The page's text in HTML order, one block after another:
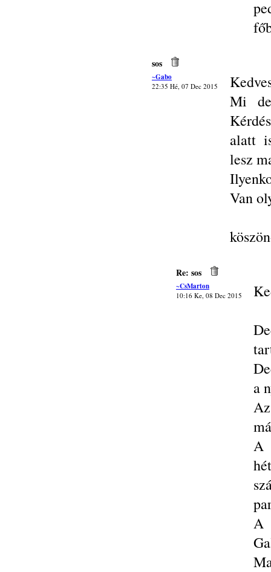
sos
~Gabo
22:35 Hé, 07 Dec 2015
Mi
alatt
lesz
Van
Re: sos
~CsMarton
10:16 Ke, 08 Dec 2015
a
A
A